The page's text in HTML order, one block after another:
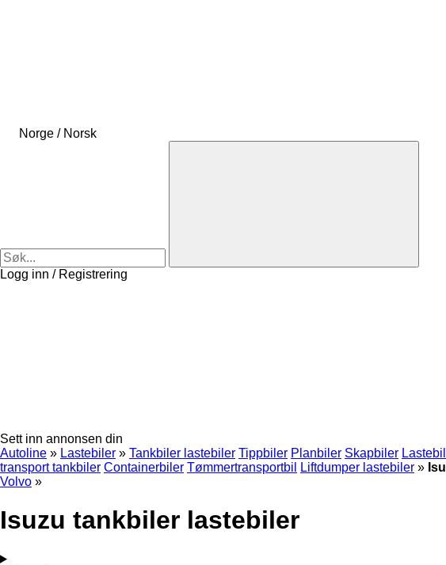
Norge / Norsk
Logg inn / Registrering
Sett inn annonsen din
Autoline » Lastebiler » Tankbiler lastebiler Tippbiler Planbiler Skapbiler
transport tankbiler Containerbiler Tømmertransportbil Liftdumper lastebiler »
Volvo »
Isuzu tankbiler lastebiler